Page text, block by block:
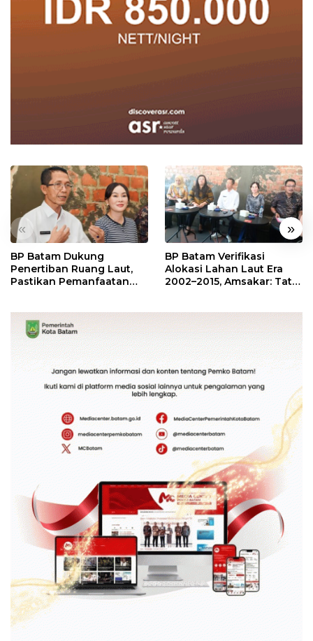
« »
BP Batam Dukung
Penertiban Ruang Laut,
Pastikan Pemanfaatan
BP Batam Verifikasi
Alokasi Lahan Laut Era
2002–2015, Amsakar: Tata